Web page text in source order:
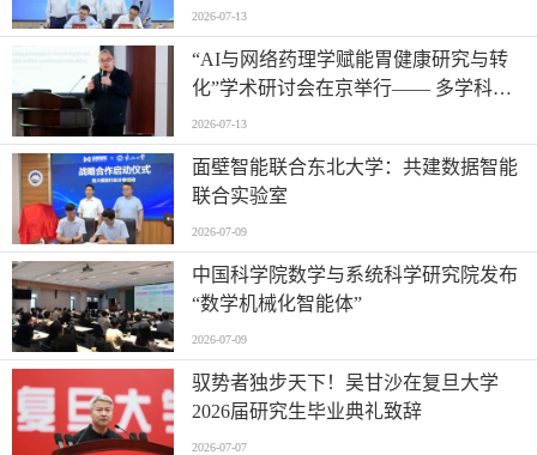
2026-07-13
“AI与网络药理学赋能胃健康研究与转
化”学术研讨会在京举行—— 多学科交
叉推动胃病防治进入智能化新阶段
2026-07-13
面壁智能联合东北大学：共建数据智能
联合实验室
2026-07-09
中国科学院数学与系统科学研究院发布
“数学机械化智能体”
2026-07-09
驭势者独步天下！吴甘沙在复旦大学
2026届研究生毕业典礼致辞
2026-07-07